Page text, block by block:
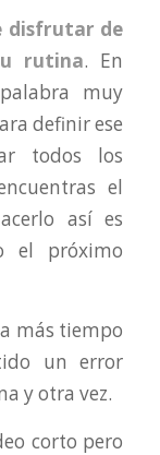
disfrutar de
rutina. En
muy
definir ese
todos los
el
así es
el próximo
más tiempo
un error
y otra vez.
corto pero